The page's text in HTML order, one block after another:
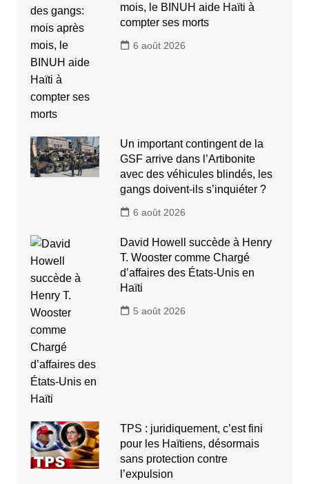
mois, le BINUH aide Haïti à
compter ses morts
6 août 2026
Un important contingent de la
GSF arrive dans l’Artibonite
avec des véhicules blindés, les
gangs doivent-ils s’inquiéter ?
6 août 2026
David Howell succède à Henry
T. Wooster comme Chargé
d’affaires des États-Unis en
Haïti
5 août 2026
TPS : juridiquement, c’est fini
pour les Haïtiens, désormais
sans protection contre
l’expulsion